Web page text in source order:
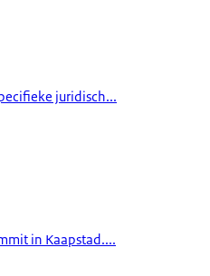
juridisch...
in Kaapstad....